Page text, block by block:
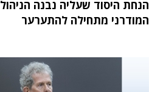
הנחת היסוד שעליה נבנה הניהול
המודרני מתחילה להתערער